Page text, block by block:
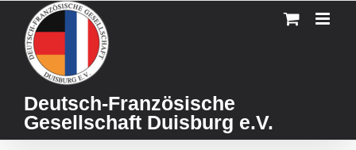
content
Deutsch-Französische
Gesellschaft Duisburg e.V.